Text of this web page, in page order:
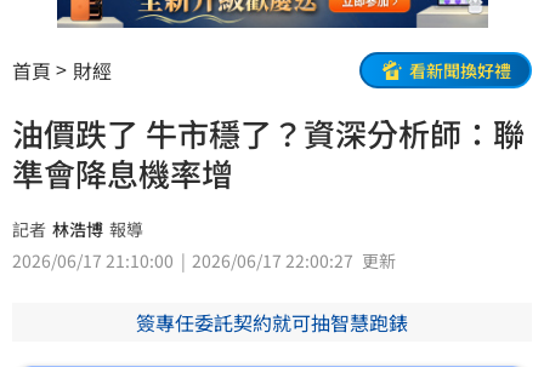
首頁 財經 看新聞換好禮
油價跌了 牛市穩了？資深分析師：聯
準會降息機率增
記者 林浩博 報導
2026/06/17 21:10:00
2026/06/17 22:00:27 更新
簽專任委託契約就可抽智慧跑錶